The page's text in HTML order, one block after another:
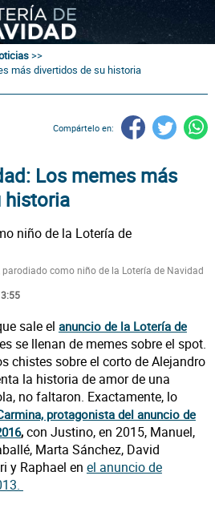
>>
más divertidos de su historia
Compártelo en:
Los memes más
historia
parodiado como niño de la Lotería de Navidad
sale el anuncio de la Lotería de
se llenan de memes sobre el spot.
chistes sobre el corto de Alejandro
la historia de amor de una
no faltaron. Exactamente, lo
protagonista del anuncio de
,con Justino, en 2015, Manuel,
Marta Sánchez, David
y Raphael en el anuncio de